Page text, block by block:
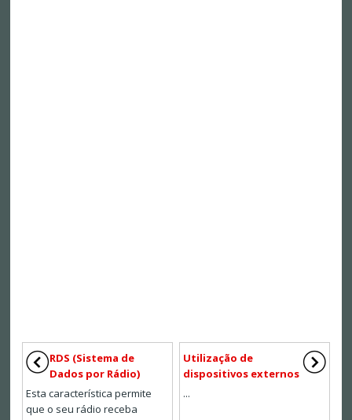
RDS (Sistema de
Dados por Rádio)
Esta característica permite
que o seu rádio receba
Utilização de
dispositivos externos
...